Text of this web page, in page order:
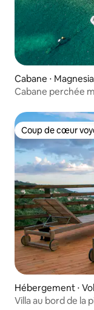
Cabane ⋅ Magnesia
Cabane perchée
Coup de cœur
Coup de cœur
Hébergement ⋅
Villa au bord de la